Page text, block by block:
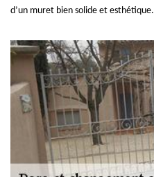
d’un muret bien solide et esthétique.